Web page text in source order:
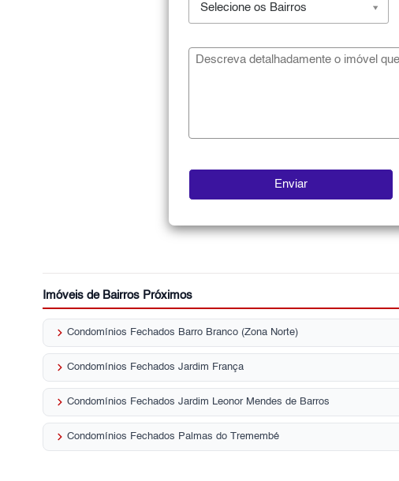
Selecione os Bairros
Imóveis de Bairros Próximos
keyboard_arrow_right Condomínios Fechados Barro Branco (Zona Norte)
keyboard_arrow_right Condomínios Fechados Jardim França
keyboard_arrow_right Condomínios Fechados Jardim Leonor Mendes de Barros
keyboard_arrow_right Condomínios Fechados Palmas do Tremembé